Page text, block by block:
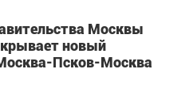
Москвы
новый
Псков-Москва